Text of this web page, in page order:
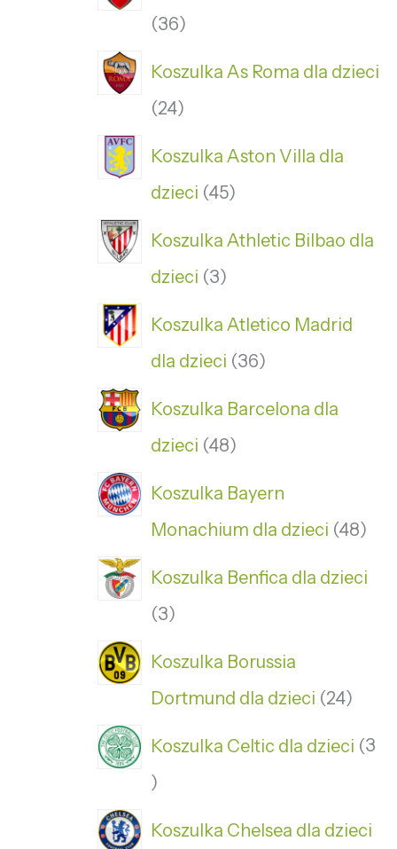
36
Koszulka As Roma dla dzieci
24
Koszulka Aston Villa dla
dzieci 45
Koszulka Athletic Bilbao dla
dzieci 3
Koszulka Atletico Madrid
dla dzieci 36
Koszulka Barcelona dla
dzieci 48
Koszulka Bayern
Monachium dla dzieci 48
Koszulka Benfica dla dzieci
3
Koszulka Borussia
Dortmund dla dzieci 24
Koszulka Celtic dla dzieci 3
Koszulka Chelsea dla dzieci